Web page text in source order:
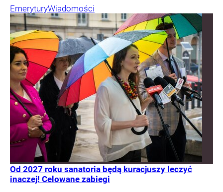
EmeryturyWiadomości
Od 2027 roku sanatoria będą kuracjuszy leczyć
inaczej! Celowane zabiegi